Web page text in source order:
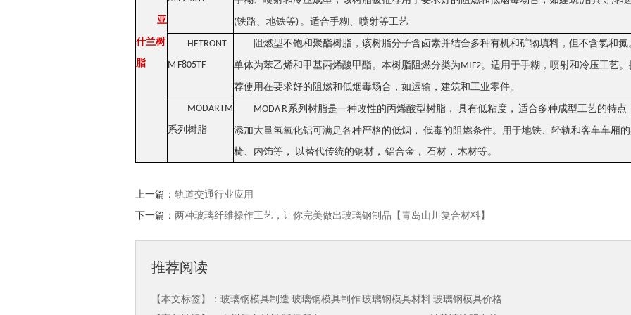
亚
什兰树
脂
(铁路、地铁等) 。适合手糊、喷射等工艺
HETRONT
M F805TF
阻燃型不饱和聚酯树脂，该树脂分子含卤素并结合多种有机和矿物填料，但不含氯和氮
单体为苯乙烯和甲基丙烯酸甲酯。本树脂阻燃分类为MIF2。适用于手糊，喷射和冷压工艺。
荐使用在要求好的阻燃和低烟毒场合，如运输，建筑和工业零件。
MODARTM
系列树脂
MODA R系列树脂是一种改性的丙烯酸型树脂， 具有低粘度， 适合多种成型工艺的特点
添加大量氢氧化铝可满足各种严格的低烟， 低毒的阻燃条件。用于地铁、轻轨和客车车厢
椅、内饰等， 以替代传统的钢材， 铝合金， 石材， 木材等。
上一篇： 轨道交通行业应用
下一篇： 两种玻璃纤维操作工艺，让你完美做出玻璃钢制品【青岛山川复合材料】
推荐阅读
【本文标签】： 玻璃钢模具制造 玻璃钢模具制作玻璃钢模具材料 玻璃钢模具价格